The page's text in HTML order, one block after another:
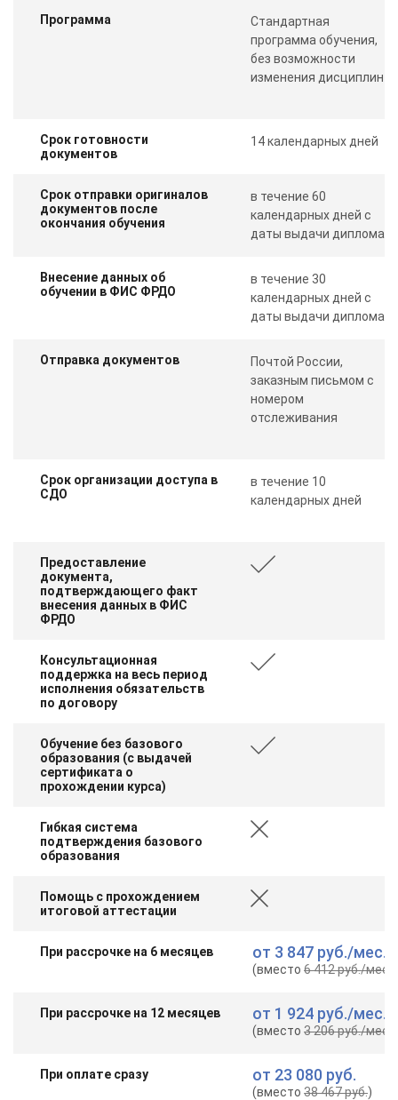
Программа
Стандартная
программа обучения,
без возможности
изменения дисциплин
Срок готовности
документов
14 календарных дней
Срок отправки оригиналов
документов после
окончания обучения
в течение 60
календарных дней с
даты выдачи диплома
Внесение данных об
обучении в ФИС ФРДО
в течение 30
календарных дней с
даты выдачи диплома
Отправка документов
Почтой России,
заказным письмом с
номером
отслеживания
Срок организации доступа в
СДО
в течение 10
календарных дней
Предоставление
документа,
подтверждающего факт
внесения данных в ФИС
ФРДО
Консультационная
поддержка на весь период
исполнения обязательств
по договору
Обучение без базового
образования (с выдачей
сертификата о
прохождении курса)
Гибкая система
подтверждения базового
образования
Помощь с прохождением
итоговой аттестации
При рассрочке на 6 месяцев от 3 847 руб./мес.
(вместо6 412 руб./мес.
При рассрочке на 12 месяцев от 1 924 руб./мес.
(вместо3 206 руб./мес.
При оплате сразу от 23 080 руб.
(вместо38 467 руб.)